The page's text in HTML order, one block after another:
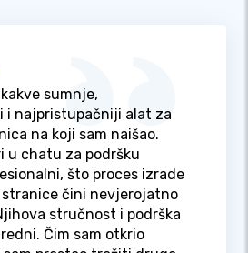
sumnje,
i najpristupačniji alat za
na koji sam naišao.
u chatu za podršku
što proces izrade
stranice čini nevjerojatno
stručnost i podrška
Čim sam otkrio